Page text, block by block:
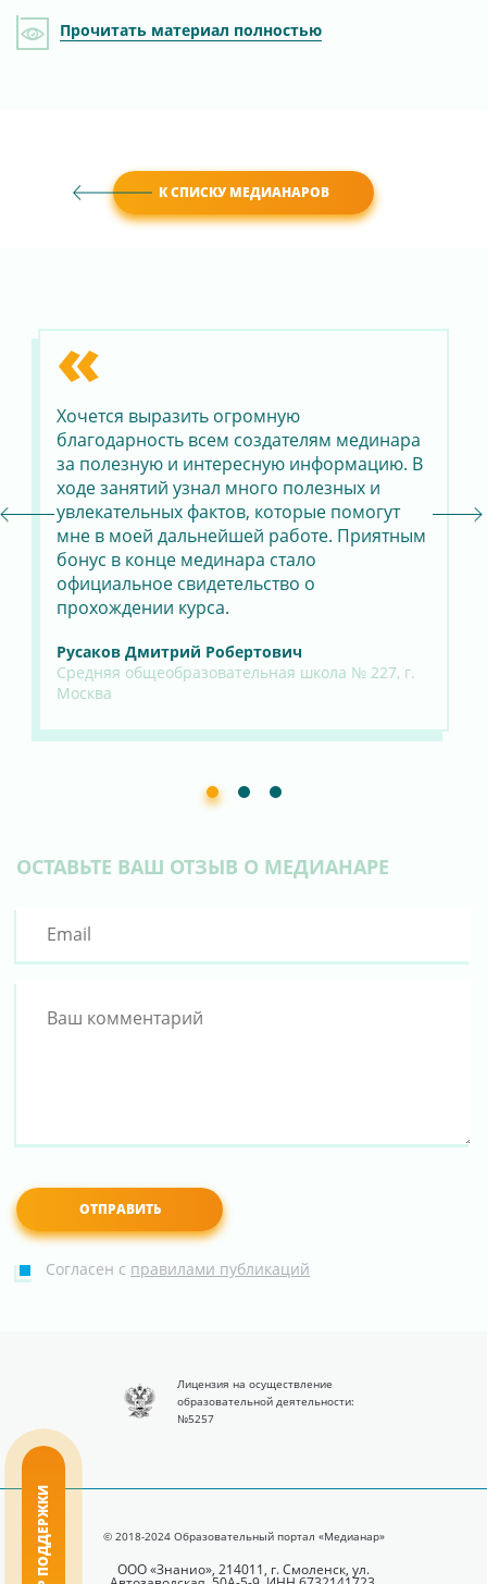
Прочитать материал полностью
К СПИСКУ МЕДИАНАРОВ
«
Хочется выразить огромную
благодарность всем создателям мединара
за полезную и интересную информацию. В
ходе занятий узнал много полезных и
увлекательных фактов, которые помогут
мне в моей дальнейшей работе. Приятным
бонус в конце мединара стало
официальное свидетельство о
прохождении курса.
Русаков Дмитрий Робертович
Средняя общеобразовательная школа № 227, г.
Москва
ОСТАВЬТЕ ВАШ ОТЗЫВ О МЕДИАНАРЕ
Согласен с правилами публикаций
Лицензия на осуществление
образовательной деятельности:
№5257
© 2018-2024 Образовательный портал «Медианар»
ООО «Знанио», 214011, г. Смоленск, ул.
ЦЕНТР ПОДДЕРЖКИ